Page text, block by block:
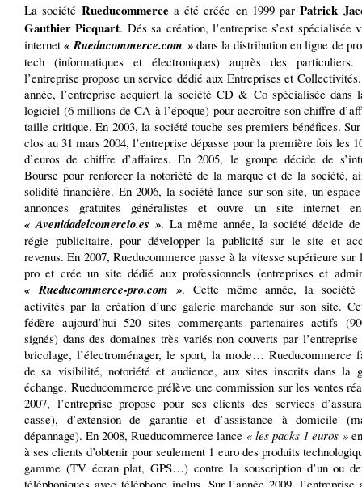
La société Rueducommercea été créée en 1999 parPatrick
Gauthier Picquart. Dés sa création, l’entreprise s’est spécialisée
internet« Rueducommerce.com » dans la distribution en ligne de
tech (informatiques et électroniques) auprès des
l’entreprise propose un service dédié aux Entreprises et
année, l’entreprise acquiert la société CD & Co spécialisée dans
logiciel (6 millions de CA à l’époque) pour accroître son chiffre
taille critique. En 2003, la société touche ses premiers bénéfices.
clos au 31 mars 2004, l’entreprise dépasse pour la première fois les
d’euros de chiffre d’affaires. En 2005, le groupe décide de
Bourse pour renforcer la notoriété de la marque et de la société,
solidité financière. En 2006, la société lance sur son site, un
annonces gratuites généralistes et ouvre un site internet
« Avenidadelcomercio.es ». La même année, la société décide
régie publicitaire, pour développer la publicité sur le site et
revenus. En 2007, Rueducommerce passe à la vitesse supérieure sur
pro et crée un site dédié aux professionnels (entreprises et
« Rueducommerce-pro.com ». Cette même année, la société
activités par la création d’une galerie marchande sur son site.
fédère aujourd’hui 520 sites commerçants partenaires actifs
signés) dans des domaines très variés non couverts par
bricolage, l’électroménager, le sport, la mode… Rueducommerce
de sa visibilité, notoriété et audience, aux sites inscrits dans la
échange, Rueducommerce prélève une commission sur les ventes
2007, l’entreprise propose pour ses clients des services
casse), d’extension de garantie et d’assistance à domicile
dépannage). En 2008, Rueducommerce lance « les packs 1 euros »
à ses clients d’obtenir pour seulement 1 euro des produits
gamme (TV écran plat, GPS…) contre la souscription d’un ou
téléphoniques avec téléphone inclus. Sur l’année 2009,